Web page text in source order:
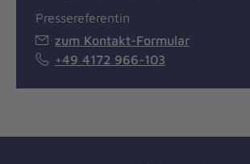
Pressereferentin
zum Kontakt-Formular
+49 4172 966-103